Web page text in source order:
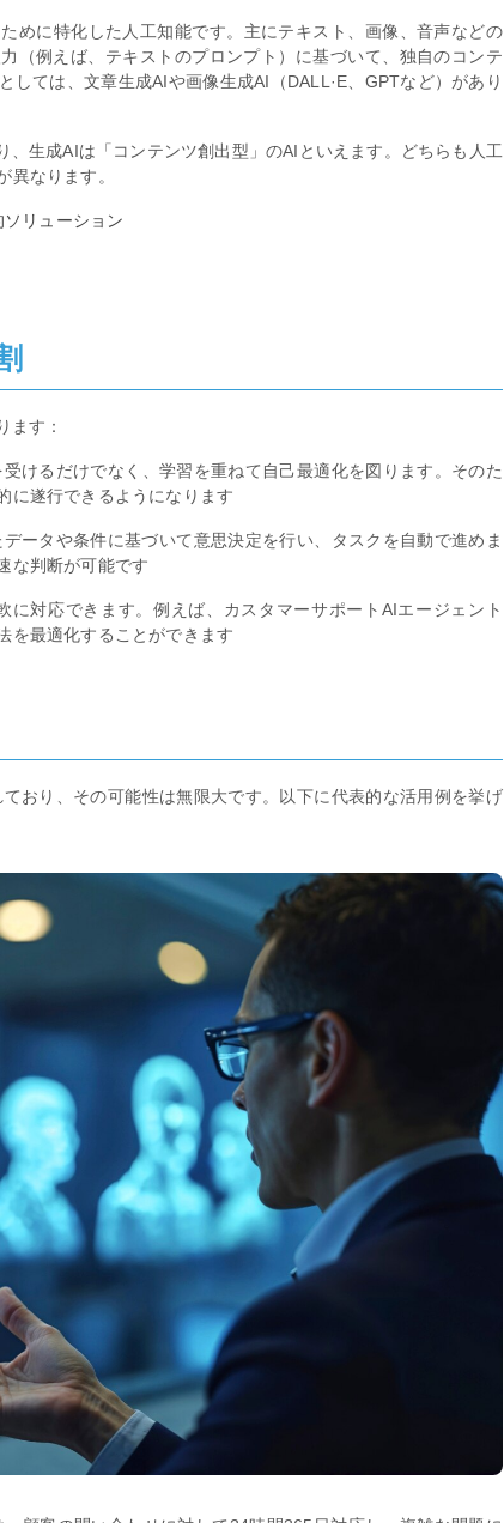
めに特化した人工知能です。主にテキスト、画像、音声などの
（例えば、テキストのプロンプト）に基づいて、独自のコンテ
しては、文章生成AIや画像生成AI（DALL·E、GPTなど）があり
生成AIは「コンテンツ創出型」のAIといえます。どちらも人工
なります。
リューション
ます：
けるだけでなく、学習を重ねて自己最適化を図ります。そのた
に遂行できるようになります
ータや条件に基づいて意思決定を行い、タスクを自動で進めま
な判断が可能です
に対応できます。例えば、カスタマーサポートAIエージェント
を最適化することができます
おり、その可能性は無限大です。以下に代表的な活用例を挙げ